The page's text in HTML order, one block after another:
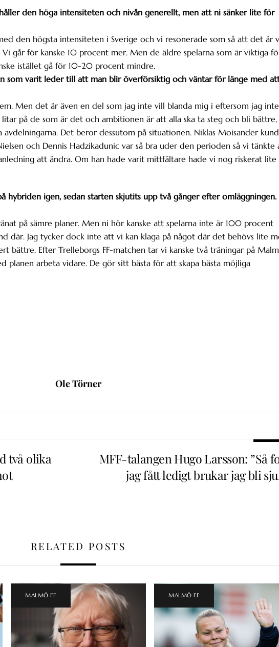
den höga intensiteten och nivån generellt, men att ni sänker lite för
den högsta intensiteten i Sverige och vi resonerade som så att det är
går för kanske 10 procent mer. Men de äldre spelarna som är viktiga
istället gå för 10-20 procent mindre.
som varit leder till att man blir överförsiktig och väntar för länge med
Men det är även en del som jag inte vill blanda mig i eftersom jag
på de som är det och ambitionen är att alla ska ta steg och bli bättre,
Det beror dessutom på situationen. Niklas Moisander
och Dennis Hadzikadunic var så bra uder den perioden så vi tänkte
att ändra. Om han hade varit mittfältare hade vi nog riskerat lite
hybriden igen, sedan starten skjutits upp två gånger efter omläggningen.
på sämre planer. Men ni hör kanske att spelarna inte är 100 procent
där. Jag tycker dock inte att vi kan klaga på något där det behövs lite
bättre. Efter Trelleborgs FF-matchen tar vi kanske två träningar på
planen arbeta vidare. De gör sitt bästa för att skapa bästa möjliga
Ole Törner
två olika
MFF-talangen Hugo Larsson: ”Så
jag fått ledigt brukar jag bli
RELATED POSTS
MALMÖ FF MALMÖ FF